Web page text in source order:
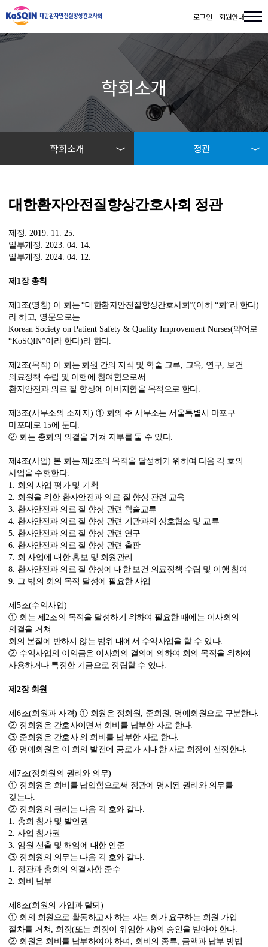
로그인 회원안내
학회소개
학회소개
공지사항
자료실
지부활동
관련사이트
질문/답변
정관
주요사업
대한환자안전질향상간호사회 정관
제정: 2019. 11. 25.
일부개정: 2023. 04. 14.
일부개정: 2024. 04. 12.
제 1장 총칙
제 1조(명칭) 이 회는“대한환자안전질향상간호사회”(이하 “회 ”라 한다)
라 하고, 영문으로는
Korean Society on Patient Safety & Quality Improvement Nurses(약어로
“KoSQIN”이라 한다)라 한다.
제 2조(목적) 이 회는 회원 간의 지식 및 학술 교류, 교육, 연구, 보건
의료정책 수립 및 이행에 참여함으로써
환자안전과 의료 질 향상에 이바지함을 목적으로 한다.
제 3조(사무소의 소재지 ) ① 회의 주 사무소는 서울특별시 마포구
마포대로 15에 둔다.
② 회는 총회의 의결을 거쳐 지부를 둘 수 있다.
제 4조(사업) 본 회는 제 2조의 목적을 달성하기 위하여 다음 각 호의
사업을 수행한다.
1. 회의 사업 평가 및 기획
2. 회원을 위한 환자안전과 의료 질 향상 관련 교육
3. 환자안전과 의료 질 향상 관련 학술교류
4. 환자안전과 의료 질 향상 관련 기관과의 상호협조 및 교류
5. 환자안전과 의료 질 향상 관련 연구
6. 환자안전과 의료 질 향상 관련 출판
7. 회 사업에 대한 홍보 및 회원관리
8. 환자안전과 의료 질 향상에 대한 보건 의료정책 수립 및 이행 참여
9. 그 밖의 회의 목적 달성에 필요한 사업
제 5조(수익사업)
① 회는 제2조의 목적을 달성하기 위하여 필요한 때에는 이사회의
의결을 거쳐
회의 본질에 반하지 않는 범위 내에서 수익사업을 할 수 있다.
② 수익사업의 이익금은 이사회의 결의에 의하여 회의 목적을 위하여
사용하거나 특정한 기금으로 정립할 수 있다.
제 2장 회원
제 6조(회원과 자격)① 회원은 정회원, 준회원, 명예회원으로 구분한다.
② 정회원은 간호사이면서 회비를 납부한 자로 한다.
③ 준회원은 간호사 외 회비를 납부한 자로 한다.
④ 명예회원은 이 회의 발전에 공로가 지대한 자로 회장이 선정한다.
제 7조(정회원의 권리와 의무)
① 정회원은 회비를 납입함으로써 정관에 명시된 권리와 의무를
갖는다.
② 정회원의 권리는 다음 각 호와 같다.
1. 총회 참가 및 발언권
2.사업 참가권
3. 임원 선출 및 해임에 대한 인준
③ 정회원의 의무는 다음 각 호와 같다.
1. 정관과 총회의 의결사항 준수
2. 회비 납부
제 8조(회원의 가입과 탈퇴 )
① 회의 회원으로 활동하고자 하는 자는 회가 요구하는 회원 가입
절차를 거쳐 , 회장(또는 회장이 위임한 자)의 승인을 받아야 한다.
② 회원은 회비를 납부하여야 하며 , 회비의 종류, 금액과 납부 방법